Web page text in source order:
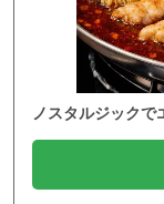
ノスタルジック